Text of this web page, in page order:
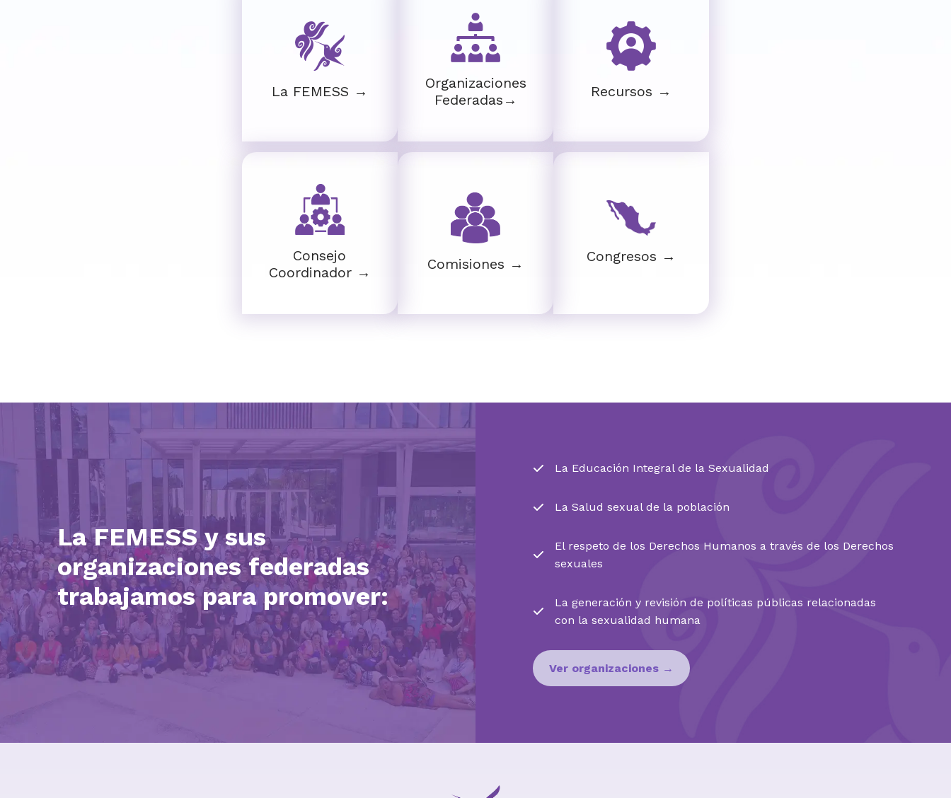
La FEMESS →
Organizaciones
Federadas→
Recursos →
Consejo
Coordinador →
Comisiones → Congresos →
La FEMESS y sus
organizaciones federadas
trabajamos para promover:
La Educación Integral de la Sexualidad
La Salud sexual de la población
El respeto de los Derechos Humanos a través de los Derechos
sexuales
La generación y revisión de políticas públicas relacionadas
con la sexualidad humana
Ver organizaciones →